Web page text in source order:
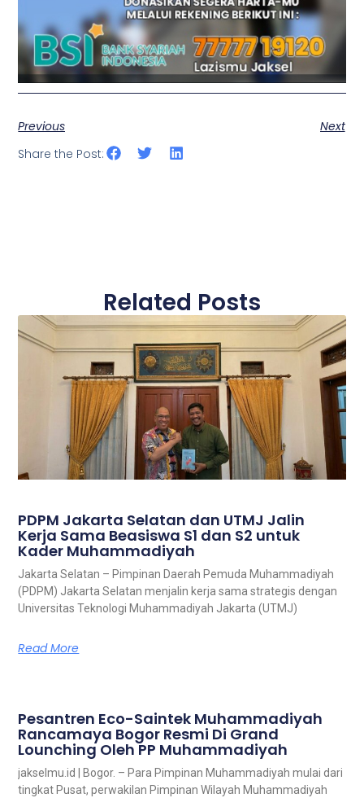
Previous
Next
Share the Post:
Related Posts
PDPM Jakarta Selatan dan UTMJ Jalin
Kerja Sama Beasiswa S1 dan S2 untuk
Kader Muhammadiyah
Jakarta Selatan – Pimpinan Daerah Pemuda Muhammadiyah
(PDPM) Jakarta Selatan menjalin kerja sama strategis dengan
Universitas Teknologi Muhammadiyah Jakarta (UTMJ)
Read More
Pesantren Eco-Saintek Muhammadiyah
Rancamaya Bogor Resmi Di Grand
Lounching Oleh PP Muhammadiyah
jakselmu.id | Bogor. – Para Pimpinan Muhammadiyah mulai dari
tingkat Pusat, perwakilan Pimpinan Wilayah Muhammadiyah